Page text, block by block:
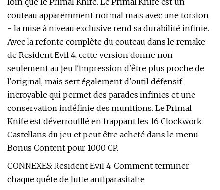
loin que le Primal Knife. Le Primal Knife est un
couteau apparemment normal mais avec une torsion
- la mise à niveau exclusive rend sa durabilité infinie.
Avec la refonte complète du couteau dans le remake
de Resident Evil 4, cette version donne non
seulement au jeu l'impression d'être plus proche de
l'original, mais sert également d'outil défensif
incroyable qui permet des parades infinies et une
conservation indéfinie des munitions. Le Primal
Knife est déverrouillé en frappant les 16 Clockwork
Castellans du jeu et peut être acheté dans le menu
Bonus Content pour 1000 CP.
CONNEXES: Resident Evil 4: Comment terminer
chaque quête de lutte antiparasitaire